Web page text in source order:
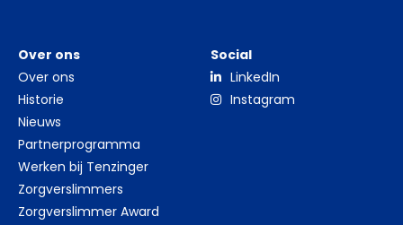
Over ons
Over ons
Historie
Nieuws
Partnerprogramma
Werken bij Tenzinger
Zorgverslimmers
Zorgverslimmer Award
Social
LinkedIn
Instagram